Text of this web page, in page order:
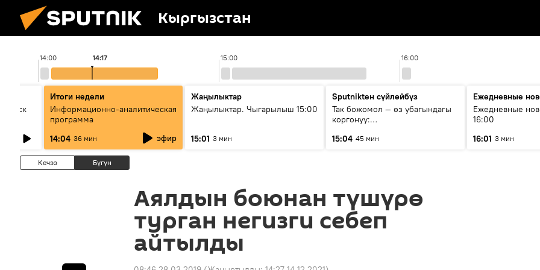
Кыргызстан
14:00 15:00 16:00
14:17
Итоги недели
Информационно-аналитическая
программа
14:04 36 мин эфир
Жаңылыктар
Жаңылыктар. Чыгарылыш 15:00
15:01 3 мин
Sputnikteн сүйлөйбүз
Так божомол — өз убагындагы
коргонуу:
кантип өркүндөтүлүүдө
15:04 45 мин
Ежедневные
Ежедневные
16:00
16:01 3 мин
Кечээ Бүгүн
Аялдын боюнан түшүрө
турган негизги себеп
айтылды